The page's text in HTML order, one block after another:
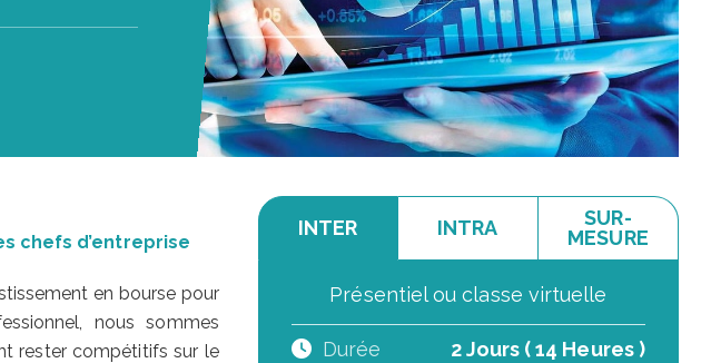
chefs d’entreprise
en bourse pour
nous sommes
rester compétitifs sur le
INTER INTRA
SUR-
MESURE
Présentiel ou classe virtuelle
Durée 2 Jours ( 14 Heures )